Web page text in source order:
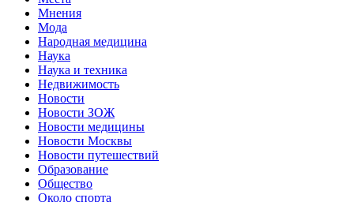
Мнения
Мода
Народная медицина
Наука
Наука и техника
Недвижимость
Новости
Новости ЗОЖ
Новости медицины
Новости Москвы
Новости путешествий
Образование
Общество
Около спорта